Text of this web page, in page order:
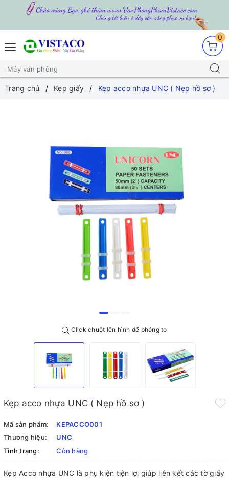
0
Trang chủ Kẹp giấy Kẹp acco nhựa UNC ( Nẹp hồ sơ )
Click chuột lên hình để phóng to
Kẹp acco nhựa UNC ( Nẹp hồ sơ )
Mã sản phẩm:
KEPACCO001
Thương hiệu:
UNC
Tình trạng:
Còn hàng
Kẹp Acco nhựa UNC là phụ kiện tiện lợi giúp liên kết các tờ giấy